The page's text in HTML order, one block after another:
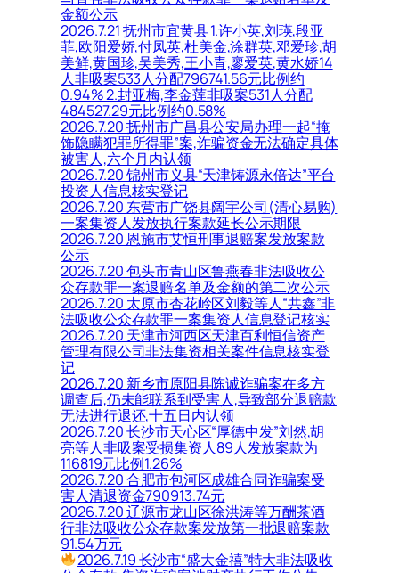
金额公示
2026.7.21 抚州市宜黄县 1.许小英,刘瑛,段亚
菲,欧阳爱娇,付凤英,杜美金,涂群英,邓爱珍,胡
美鲜,黄国珍,吴美秀,王小青,廖爱英,黄水娇14
人非吸案533人分配796741.56元比例约
0.94% 2.封亚梅,李金莲非吸案531人分配
484527.29元比例约0.58%
2026.7.20 抚州市广昌县公安局办理一起“掩
饰隐瞒犯罪所得罪”案,诈骗资金无法确定具体
被害人,六个月内认领
2026.7.20 锦州市义县“天津铸源永倍达”平台
投资人信息核实登记
2026.7.20 东营市广饶县阔宇公司(清心易购)
一案集资人发放执行案款延长公示期限
2026.7.20 恩施市艾恒刑事退赔案发放案款
公示
2026.7.20 包头市青山区鲁燕春非法吸收公
众存款罪一案退赔名单及金额的第二次公示
2026.7.20 太原市杏花岭区刘毅等人“共鑫”非
法吸收公众存款罪一案集资人信息登记核实
2026.7.20 天津市河西区天津百利恒信资产
管理有限公司非法集资相关案件信息核实登
记
2026.7.20 新乡市原阳县陈诚诈骗案在多方
调查后,仍未能联系到受害人,导致部分退赔款
无法进行退还,十五日内认领
2026.7.20 长沙市天心区“厚德中发”刘然,胡
亮等人非吸案受损集资人89人发放案款为
116819元比例1.26%
2026.7.20 合肥市包河区成雄合同诈骗案受
害人清退资金790913.74元
2026.7.20 辽源市龙山区徐洪涛等万酬茶酒
行非法吸收公众存款案发放第一批退赔案款
91.54万元
2026.7.19 长沙市“盛大金禧”特大非法吸收